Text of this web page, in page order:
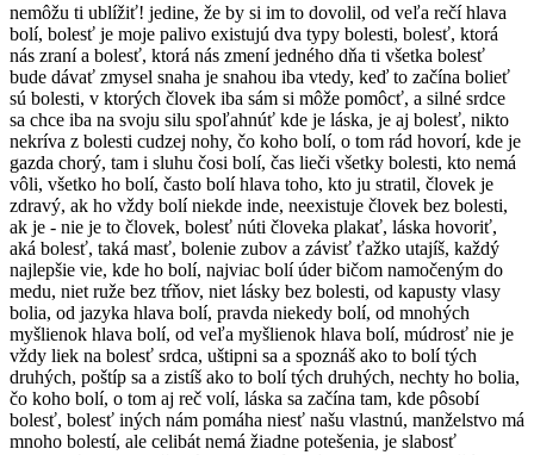
nemôžu ti ublížiť! jedine, že by si im to dovolil, od veľa rečí hlava
bolí, bolesť je moje palivo existujú dva typy bolesti, bolesť, ktorá
nás zraní a bolesť, ktorá nás zmení jedného dňa ti všetka bolesť
bude dávať zmysel snaha je snahou iba vtedy, keď to začína bolieť
sú bolesti, v ktorých človek iba sám si môže pomôcť, a silné srdce
sa chce iba na svoju silu spoľahnúť kde je láska, je aj bolesť, nikto
nekríva z bolesti cudzej nohy, čo koho bolí, o tom rád hovorí, kde je
gazda chorý, tam i sluhu čosi bolí, čas lieči všetky bolesti, kto nemá
vôli, všetko ho bolí, často bolí hlava toho, kto ju stratil, človek je
zdravý, ak ho vždy bolí niekde inde, neexistuje človek bez bolesti,
ak je - nie je to človek, bolesť núti človeka plakať, láska hovoriť,
aká bolesť, taká masť, bolenie zubov a závisť ťažko utajíš, každý
najlepšie vie, kde ho bolí, najviac bolí úder bičom namočeným do
medu, niet ruže bez tŕňov, niet lásky bez bolesti, od kapusty vlasy
bolia, od jazyka hlava bolí, pravda niekedy bolí, od mnohých
myšlienok hlava bolí, od veľa myšlienok hlava bolí, múdrosť nie je
vždy liek na bolesť srdca, uštipni sa a spoznáš ako to bolí tých
druhých, poštíp sa a zistíš ako to bolí tých druhých, nechty ho bolia,
čo koho bolí, o tom aj reč volí, láska sa začína tam, kde pôsobí
bolesť, bolesť iných nám pomáha niesť našu vlastnú, manželstvo má
mnoho bolestí, ale celibát nemá žiadne potešenia, je slabosť